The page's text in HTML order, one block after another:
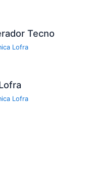
Tecno
Lofra
Lofra